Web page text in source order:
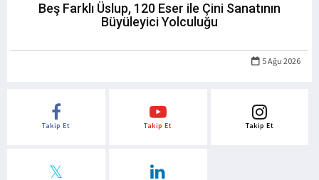
Beş Farklı Üslup, 120 Eser ile Çini Sanatının
Büyüleyici Yolculuğu
5 Ağu 2026
Takip Et Takip Et Takip Et